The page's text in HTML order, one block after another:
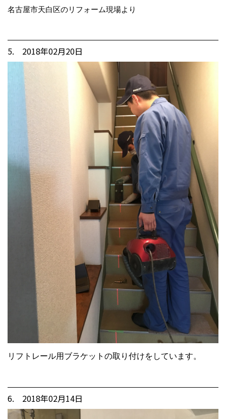
名古屋市天白区のリフォーム現場より
5. 2018年02月20日
リフトレール用ブラケットの取り付けをしています。
6. 2018年02月14日